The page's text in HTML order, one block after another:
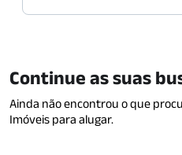
Continue as suas
Ainda não encontrou o que
Imóveis para alugar.